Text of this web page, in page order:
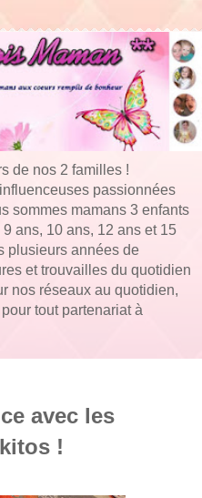
de nos 2 familles !
passionnées
sommes mamans 3 enfants
ans, 10 ans, 12 ans et 15
plusieurs années de
et trouvailles du quotidien
nos réseaux au quotidien,
tout partenariat à
avec les
!